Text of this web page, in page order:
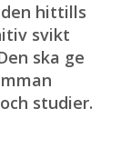
hittills
svikt
ska ge
studier.